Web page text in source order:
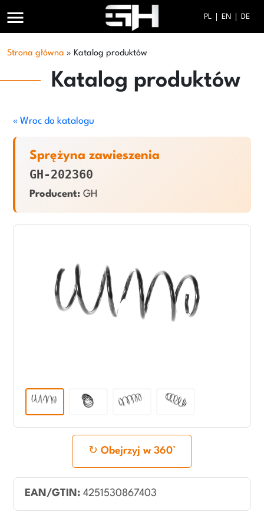
menu PL EN DE
Strona główna » Katalog produktów
Katalog produktów
« Wroc do katalogu
Sprężyna zawieszenia
GH-202360
Producent: GH
Obejrzyj w 360°
EAN/GTIN: 4251530867403